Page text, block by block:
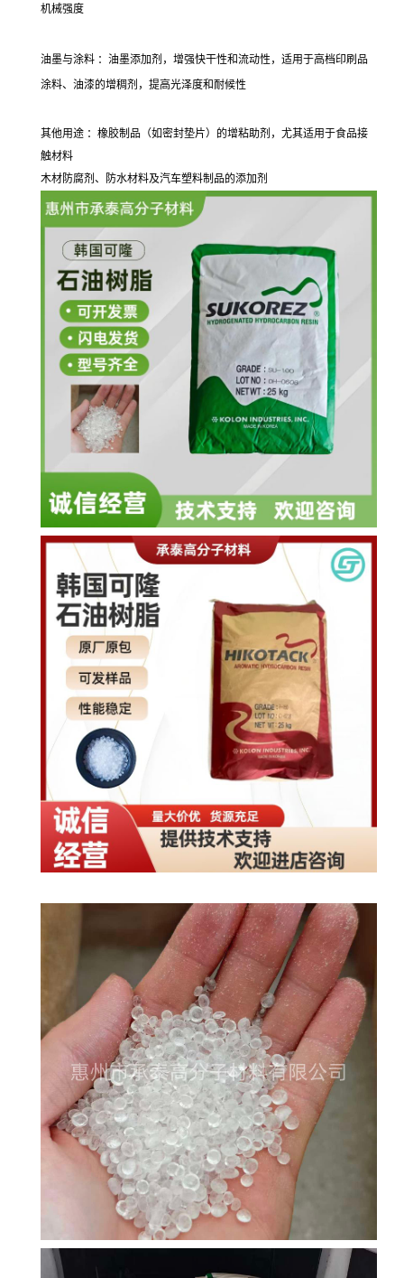
机械强度
油墨与涂料 ：油墨添加剂，增强快干性和流动性，适用于高档印刷品
涂料、油漆的增稠剂，提高光泽度和耐候性
其他用途 ：橡胶制品（如密封垫片）的增粘助剂，尤其适用于食品接
触材料
木材防腐剂、防水材料及汽车塑料制品的添加剂